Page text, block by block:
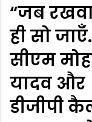
“जब
ही सो
सीएम
यादव और
डीजीपी